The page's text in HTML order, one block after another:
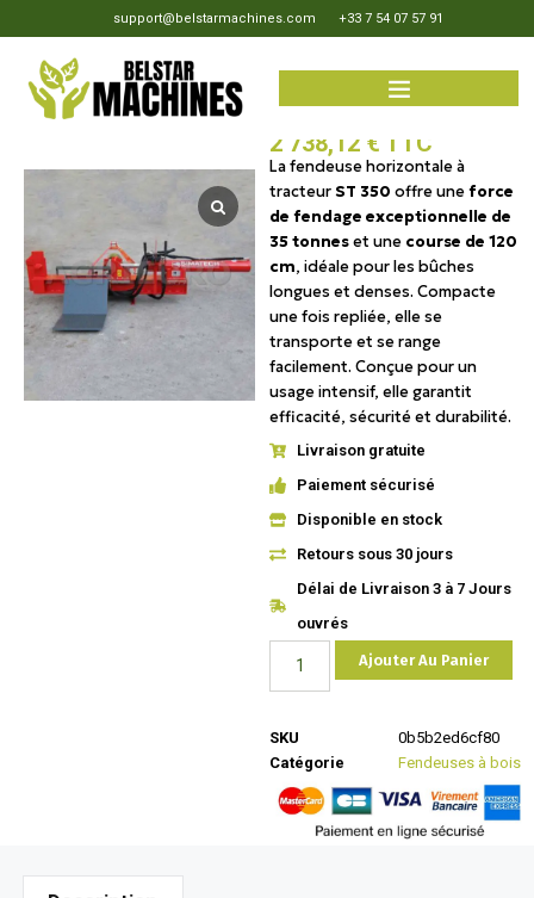
support@belstarmachines.com +33 7 54 07 57 91
Simatech ST 350 – Fendeuse
2 738,12 € TTC
La fendeuse horizontale à
tracteurST 350 offre uneforce
de fendage exceptionnelle de
35 tonneset une course de 120
cm, idéale pour les bûches
longues et denses. Compacte
une fois repliée, elle se
transporte et se range
facilement. Conçue pour un
usage intensif, elle garantit
efficacité, sécurité et durabilité.
Livraison gratuite
Paiement sécurisé
Disponible en stock
Retours sous 30 jours
Délai de Livraison 3 à 7 Jours
ouvrés
Ajouter Au Panier
SKU
0b5b2ed6cf80
Catégorie
Fendeuses à bois